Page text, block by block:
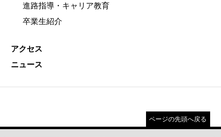
進路指導・キャリア教育
卒業生紹介
アクセス
ニュース
ページの先頭へ戻る